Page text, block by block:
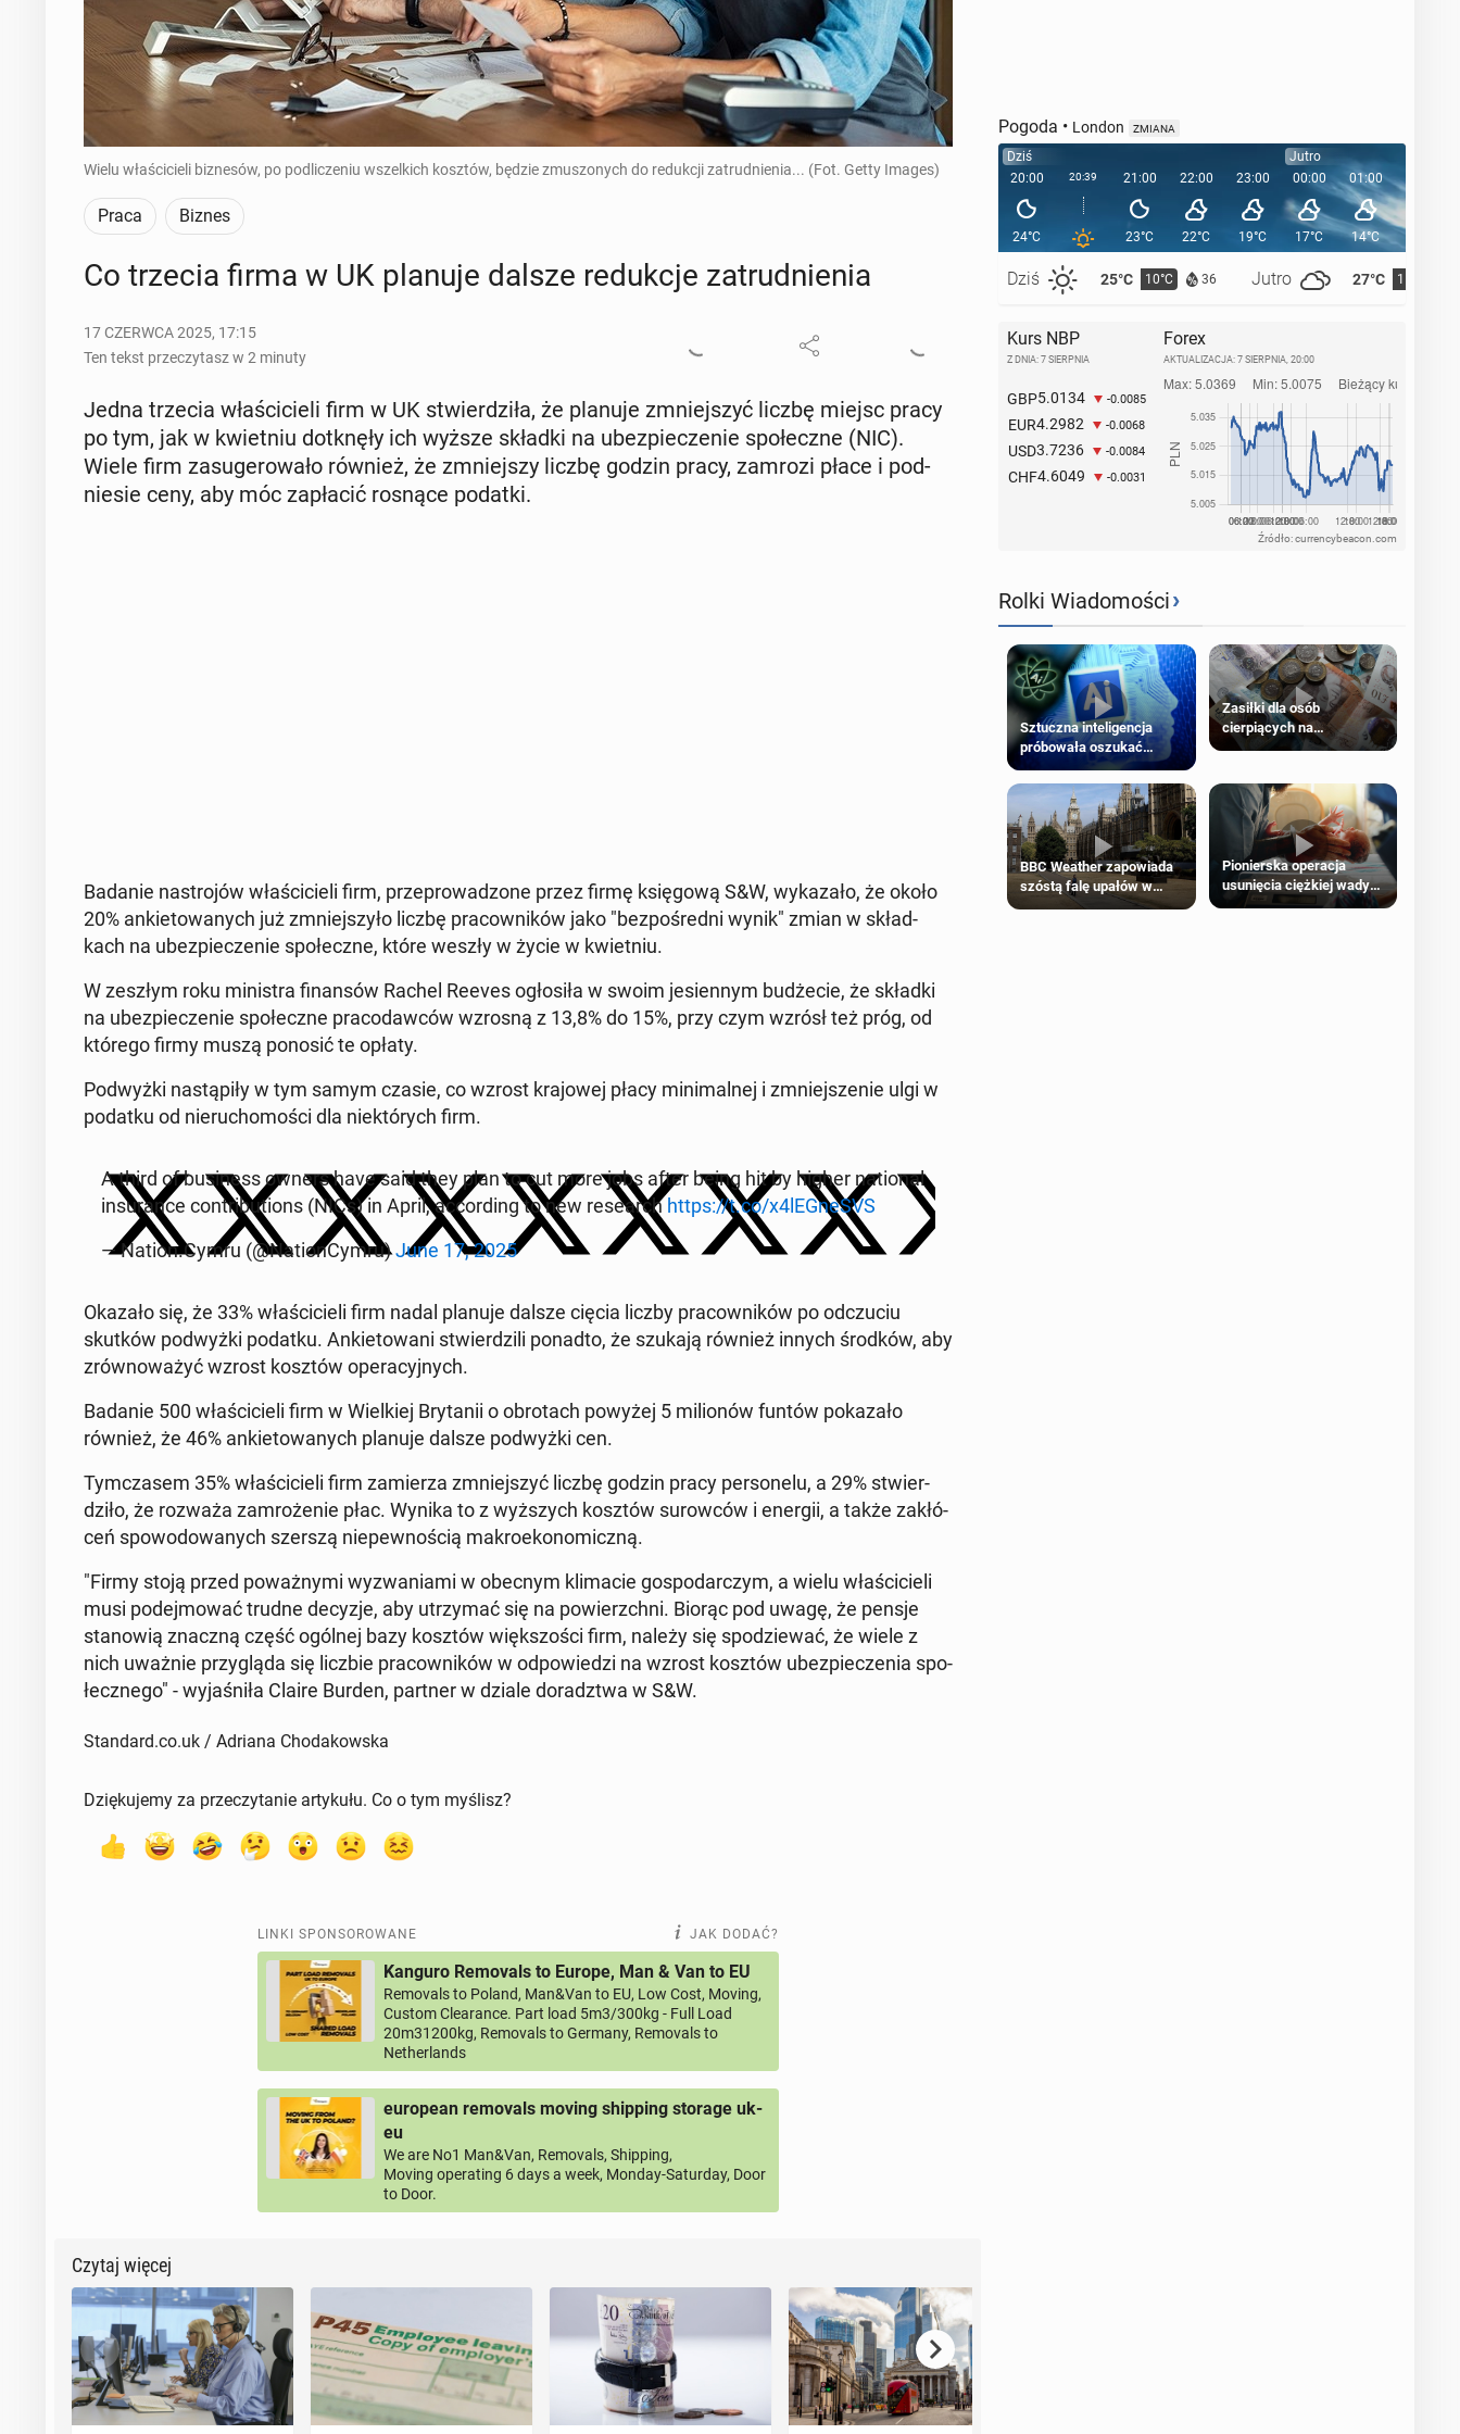
Wielu właścicieli biznesów, po podliczeniu wszelkich kosztów, będzie zmuszonych do redukcji zatrudnienia... (Fot. Getty Images)
Praca Biznes
Co trzecia firma w UK planuje dalsze re­duk­cje za­trud­nie­nia
17 CZERWCA 2025, 17:15
Ten tekst przeczytasz w 2 minuty
Jedna trzecia wła­ści­cie­li firm w UK stwier­dzi­ła, że ​​pla­nu­je zmniej­szyć liczbę miejsc pracy
po tym, jak w kwiet­niu do­tknę­ły ich wyższe składki na ubez­pie­cze­nie spo­łecz­ne (NIC).
Wiele firm za­su­ge­ro­wa­ło również, że zmniej­szy liczbę godzin pracy, zamrozi płace i pod­
nie­sie ceny, aby móc za­pła­cić rosnące podatki.
Badanie na­stro­jów wła­ści­cie­li firm, prze­pro­wa­dzo­ne przez firmę księ­go­wą S&W, wy­ka­za­ło, że około
20% an­kie­to­wa­nych już zmniej­szy­ło liczbę pra­cow­ni­ków jako "bez­po­śred­ni wynik" zmian w skład­
kach na ubez­pie­cze­nie spo­łecz­ne, które weszły w życie w kwiet­niu.
W zeszłym roku mi­ni­stra fi­nan­sów Rachel Reeves ogło­si­ła w swoim je­sien­nym bu­dże­cie, że składki
na ubez­pie­cze­nie spo­łecz­ne pra­co­daw­ców wzrosną z 13,8% do 15%, przy czym wzrósł też próg, od
którego firmy muszą ponosić te opłaty.
Pod­wyż­ki na­stą­pi­ły w tym samym czasie, co wzrost kra­jo­wej płacy mi­ni­mal­nej i zmniej­sze­nie ulgi w
podatku od nie­ru­cho­mo­ści dla nie­któ­rych firm.
A third of bu­si­ness owners have said they plan to cut more jobs after being hit by higher na­tio­nal
in­su­ran­ce con­tri­bu­tions (NICs) in April, ac­cor­ding to new re­se­arch https://t.co/x4lE­Gne­SVS
— Nation.Cymru (@Na­tion­Cym­ru)June 17, 2025
Okazało się, że 33% wła­ści­cie­li firm nadal planuje dalsze cięcia liczby pra­cow­ni­ków po od­czu­ciu
skutków pod­wyż­ki podatku. An­kie­to­wa­ni stwier­dzi­li ponadto, że szukają również innych środków, aby
zrów­no­wa­żyć wzrost kosztów ope­ra­cyj­nych.
Badanie 500 wła­ści­cie­li firm w Wiel­kiej Bry­ta­nii o ob­ro­tach powyżej 5 mi­lio­nów funtów po­ka­za­ło
również, że 46% an­kie­to­wa­nych planuje dalsze pod­wyż­ki cen.
Tym­cza­sem 35% wła­ści­cie­li firm za­mie­rza zmniej­szyć liczbę godzin pracy per­so­ne­lu, a 29% stwier­
dzi­ło, że rozważa za­mro­że­nie płac. Wynika to z wyż­szych kosztów su­row­ców i energii, a także za­kłó­
ceń spo­wo­do­wa­nych szerszą nie­pew­no­ścią ma­kro­eko­no­micz­ną.
"Firmy stoją przed po­waż­ny­mi wy­zwa­nia­mi w obecnym kli­ma­cie go­spo­dar­czym, a wielu wła­ści­cie­li
musi po­dej­mo­wać trudne decyzje, aby utrzy­mać się na po­wierzch­ni. Biorąc pod uwagę, że pensje
sta­no­wią znaczną część ogólnej bazy kosztów więk­szo­ści firm, należy się spo­dzie­wać, że wiele z
nich uważnie przy­glą­da się liczbie pra­cow­ni­ków w od­po­wie­dzi na wzrost kosztów ubez­pie­cze­nia spo­
łecz­ne­go" - wy­ja­śni­ła Claire Burden, partner w dziale do­radz­twa w S&W.
Standard.co.uk / Adriana Chodakowska
Dziękujemy za przeczytanie artykułu. Co o tym myślisz?
LINKI SPONSOROWANE JAK DODAĆ?
Kanguro Removals to Europe, Man & Van to EU
Removals to Poland, Man&Van to EU, Low Cost, Moving,
Custom Clearance. Part load 5m3/300kg - Full Load
20m31200kg, Removals to Germany, Removals to
Netherlands
european removals moving shipping storage uk-
eu
We are No1 Man&Van, Removals, Shipping,
Moving operating 6 days a week, Monday-Saturday, Door
to Door.
Czytaj więcej
Pogoda • London ZMIANA
Dziś
20:00
24°C
Dziś 25°C 10°C 36 Jutro 27°C 11°C
20:39 21:00
23°C
22:00
22°C
23:00
19°C
Jutro
00:00
17°C
01:00
14°C
02:00
Kurs NBP
Z DNIA: 7 SIERPNIA
GBP5.0134 -0.0085
EUR4.2982 -0.0068
USD3.7236 -0.0084
CHF4.6049 -0.0031
Forex
AKTUALIZACJA: 7 SIERPNIA, 20:00
Źródło: currencybeacon.com
Rolki Wiadomości›
Sztuczna inteligencja
próbowała oszukać
człowieka
Zasiłki dla osób
cierpiących na
schorzenia psychiczne
BBC Weather zapowiada
szóstą falę upałów w
Londynie
Pionierska operacja
usunięcia ciężkiej wady
wrodzonej płodu w łonie